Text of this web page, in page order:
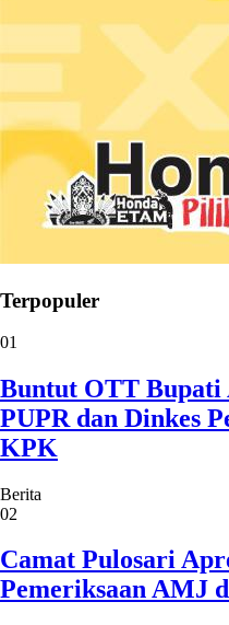
Terpopuler
01
Buntut OTT Bupati
PUPR dan Dinkes
KPK
Berita
02
Camat Pulosari
Pemeriksaan AMJ